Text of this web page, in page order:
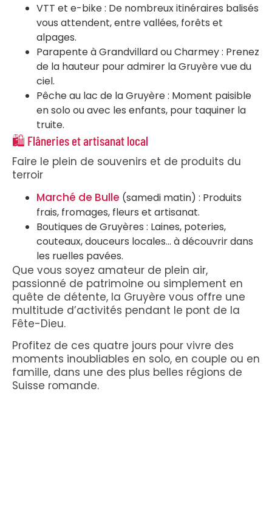
VTT et e-bike : De nombreux itinéraires balisés
vous attendent, entre vallées, forêts et
alpages.
Parapente à Grandvillard ou Charmey : Prenez
de la hauteur pour admirer la Gruyère vue du
ciel.
Pêche au lac de la Gruyère : Moment paisible
en solo ou avec les enfants, pour taquiner la
truite.
🛍️ Flâneries et artisanat local
Faire le plein de souvenirs et de produits du
terroir
Marché de Bulle (samedi matin) : Produits
frais, fromages, fleurs et artisanat.
Boutiques de Gruyères : Laines, poteries,
couteaux, douceurs locales… à découvrir dans
les ruelles pavées.
Que vous soyez amateur de plein air,
passionné de patrimoine ou simplement en
quête de détente, la Gruyère vous offre une
multitude d’activités pendant le pont de la
Fête-Dieu.
Profitez de ces quatre jours pour vivre des
moments inoubliables en solo, en couple ou en
famille, dans une des plus belles régions de
Suisse romande.